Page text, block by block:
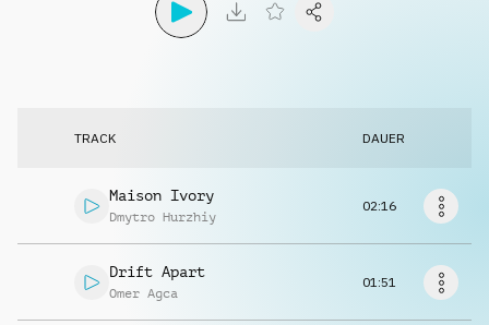
TRACK DAUER
Maison Ivory
Dmytro Hurzhiy
02:16
Drift Apart
Omer Agca
01:51